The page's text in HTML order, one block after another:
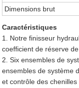
Dimensions brut
Caractéristiques
1. Notre finisseur
coefficient de réserve
2. Six ensembles de
ensembles de système
et contrôle des